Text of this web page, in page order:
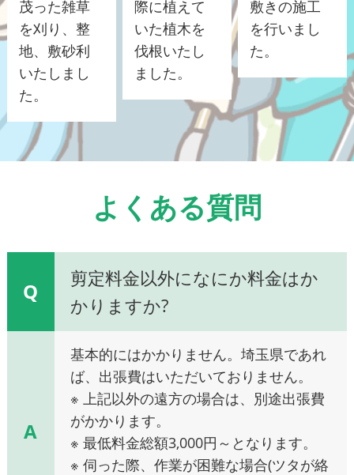
茂った雑草
を刈り、整
地、敷砂利
いたしまし
た。
際に植えて
いた植木を
伐根いたし
ました。
敷きの施工
を行いまし
た。
よくある質問
Q
剪定料金以外になにか料金はか
かりますか?
A
基本的にはかかりません。埼玉県であれ
ば、出張費はいただいておりません。
※ 上記以外の遠方の場合は、別途出張費
がかかります。
※ 最低料金総額3,000円～となります。
※ 伺った際、作業が困難な場合(ツタが絡